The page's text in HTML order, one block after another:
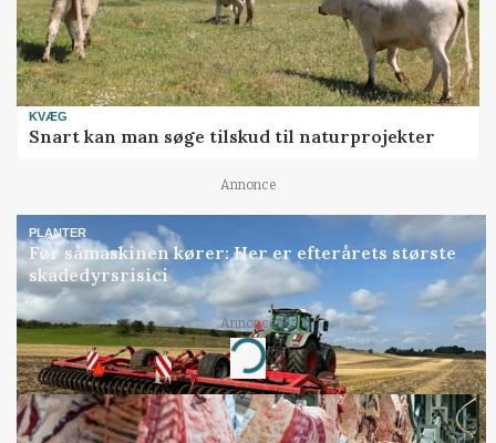
KVÆG
Snart kan man søge tilskud til naturprojekter
Annonce
PLANTER
Før såmaskinen kører: Her er efterårets største
skadedyrsrisici
Annonce
Loading...